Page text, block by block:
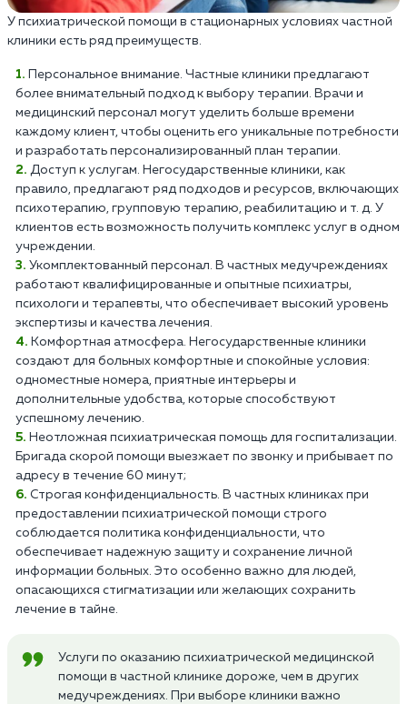
У психиатрической помощи в стационарных условиях частной
клиники есть ряд преимуществ.
Персональное внимание. Частные клиники предлагают
более внимательный подход к выбору терапии. Врачи и
медицинский персонал могут уделить больше времени
каждому клиент, чтобы оценить его уникальные потребности
и разработать персонализированный план терапии.
Доступ к услугам. Негосударственные клиники, как
правило, предлагают ряд подходов и ресурсов, включающих
психотерапию, групповую терапию, реабилитацию и т. д. У
клиентов есть возможность получить комплекс услуг в одном
учреждении.
Укомплектованный персонал. В частных медучреждениях
работают квалифицированные и опытные психиатры,
психологи и терапевты, что обеспечивает высокий уровень
экспертизы и качества лечения.
Комфортная атмосфера. Негосударственные клиники
создают для больных комфортные и спокойные условия:
одноместные номера, приятные интерьеры и
дополнительные удобства, которые способствуют
успешному лечению.
Неотложная психиатрическая помощь для госпитализации.
Бригада скорой помощи выезжает по звонку и прибывает по
адресу в течение 60 минут;
Строгая конфиденциальность. В частных клиниках при
предоставлении психиатрической помощи строго
соблюдается политика конфиденциальности, что
обеспечивает надежную защиту и сохранение личной
информации больных. Это особенно важно для людей,
опасающихся стигматизации или желающих сохранить
лечение в тайне.
Услуги по оказанию психиатрической медицинской
помощи в частной клинике дороже, чем в других
медучреждениях. При выборе клиники важно